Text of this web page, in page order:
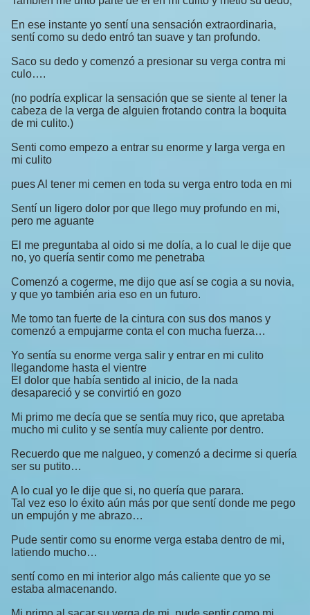
En ese instante yo sentí una sensación extraordinaria,
sentí como su dedo entró tan suave y tan profundo.
Saco su dedo y comenzó a presionar su verga contra mi
culo….
(no podría explicar la sensación que se siente al tener la
cabeza de la verga de alguien frotando contra la boquita
de mi culito.)
Senti como empezo a entrar su enorme y larga verga en
mi culito
pues Al tener mi cemen en toda su verga entro toda en mi
Sentí un ligero dolor por que llego muy profundo en mi,
pero me aguante
El me preguntaba al oido si me dolía, a lo cual le dije que
no, yo quería sentir como me penetraba
Comenzó a cogerme, me dijo que así se cogia a su novia,
y que yo también aria eso en un futuro.
Me tomo tan fuerte de la cintura con sus dos manos y
comenzó a empujarme conta el con mucha fuerza…
Yo sentía su enorme verga salir y entrar en mi culito
llegandome hasta el vientre
El dolor que había sentido al inicio, de la nada
desapareció y se convirtió en gozo
Mi primo me decía que se sentía muy rico, que apretaba
mucho mi culito y se sentía muy caliente por dentro.
Recuerdo que me nalgueo, y comenzó a decirme si quería
ser su putito…
A lo cual yo le dije que si, no quería que parara.
Tal vez eso lo éxito aún más por que sentí donde me pego
un empujón y me abrazo…
Pude sentir como su enorme verga estaba dentro de mi,
latiendo mucho…
sentí como en mi interior algo más caliente que yo se
estaba almacenando.